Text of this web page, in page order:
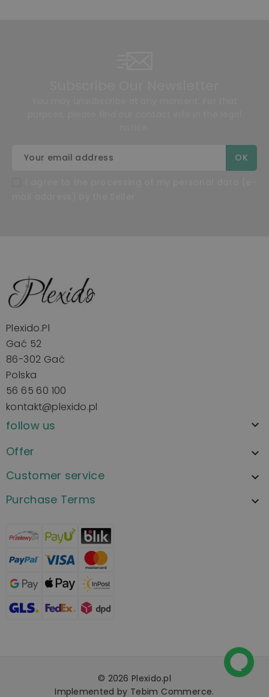
Plexido.pl
Gać 52
86-302 Gać
Polska
56 65 60 100
kontakt@plexido.pl
follow us 
Offer 
Customer service 
Purchase Terms 
© 2026 Plexido.pl
Implemented by Tebim Commerce.